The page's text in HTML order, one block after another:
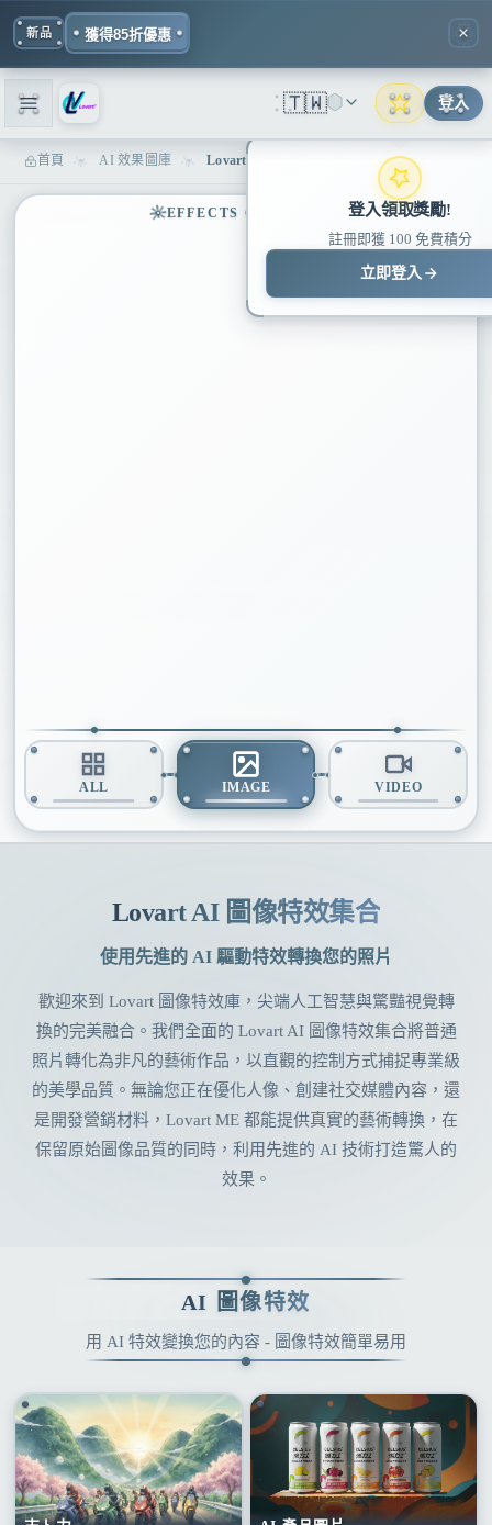
新品 獲得85折優惠
🇹🇼 登入
登入領取獎勵!
註冊即獲 100 免費積分
立即登入
首頁 AI 效果圖庫
EFFECTS CONTROL
Lovart AI 圖像特效集合
使用先進的 AI 驅動特效轉換您的照片
歡迎來到 Lovart 圖像特效庫，尖端人工智慧與驚豔視覺轉
換的完美融合。我們全面的 Lovart AI 圖像特效集合將普通
照片轉化為非凡的藝術作品，以直觀的控制方式捕捉專業級
的美學品質。無論您正在優化人像、創建社交媒體內容，還
是開發營銷材料，Lovart ME 都能提供真實的藝術轉換，在
保留原始圖像品質的同時，利用先進的 AI 技術打造驚人的
效果。
AI 圖像特效
用 AI 特效變換您的內容 - 圖像特效簡單易用